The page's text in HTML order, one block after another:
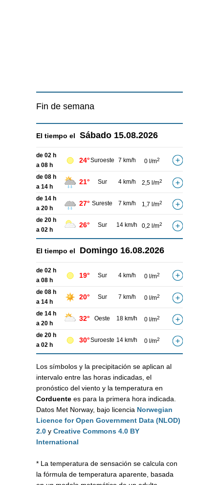
Fin de semana
El tiempo el Sábado 15.08.2026
de 02 h
a 08 h
24°Suroeste 7 km/h 0 l/m2
de 08 h
a 14 h
21° Sur 4 km/h 2,5 l/m2
de 14 h
a 20 h
27° Sureste 7 km/h 1,7 l/m2
de 20 h
a 02 h
26° Sur 14 km/h 0,2 l/m2
El tiempo el Domingo 16.08.2026
de 02 h
a 08 h
19° Sur 4 km/h 0 l/m2
de 08 h
a 14 h
20° Sur 7 km/h 0 l/m2
de 14 h
a 20 h
32° Oeste 18 km/h 0 l/m2
de 20 h
a 02 h
30°Suroeste 14 km/h 0 l/m2
Los símbolos y la precipitación se aplican al
intervalo entre las horas indicadas, el
pronóstico del viento y la temperatura en
Corduente es para la primera hora indicada.
Datos Met Norway, bajo licencia Norwegian
Licence for Open Government Data (NLOD)
2.0 y Creative Commons 4.0 BY
International
* La temperatura de sensación se calcula con
la fórmula de temperatura aparente, basada